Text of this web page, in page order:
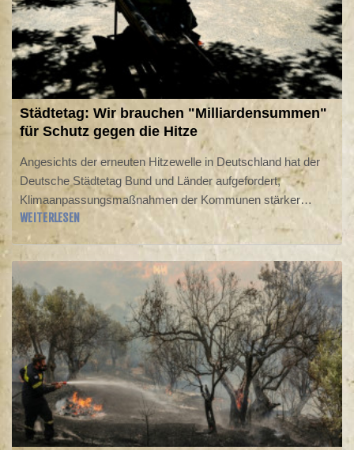
Städtetag: Wir brauchen "Milliardensummen"
für Schutz gegen die Hitze
Angesichts der erneuten Hitzewelle in Deutschland hat der
Deutsche Städtetag Bund und Länder aufgefordert,
Klimaanpassungsmaßnahmen der Kommunen stärker
finanziell zu unterstützen. Klimaanpassung sei "existenziell
für unsere Zukunft", sagte Hauptgeschäftsführer Christian
Schuchardt dem Redaktionsnetzwerk Deutschland
(Donnerstagsausgaben). Für die Städte sei dies eine
Daueraufgabe für Jahrzehnte. "Unterm Strich reden wir da
über Milliardensummen bundesweit, die investiert werden
müssen."
WEITERLESEN